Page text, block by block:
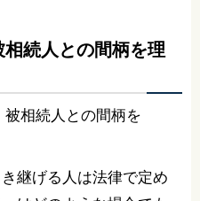
続人との間柄を理
継げる人は法律で定め